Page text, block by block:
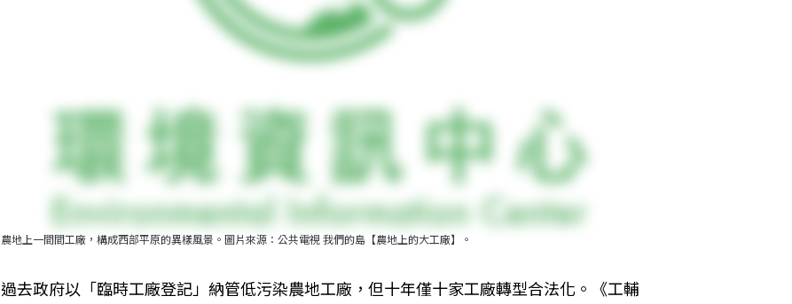
農地上一間間工廠，構成西部平原的異樣風景。圖片來源：公共電視 我們的島【農地上的大工廠】。
過去政府以「臨時工廠登記」納管低污染農地工廠，但十年僅十家工廠轉型合法化。《工輔